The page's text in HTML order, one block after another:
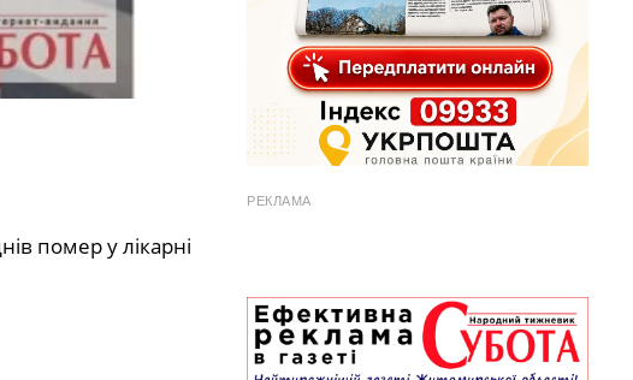
помер у лікарні
РЕКЛАМА